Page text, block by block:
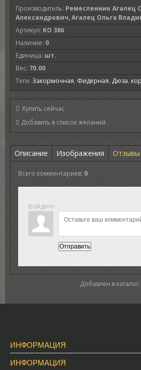
Производитель: Ремесленник Агалец
Александрович, Агалец Ольга
Артикул: KO 386
Наличие: 0
Единица: шт.
Вес: 70.00
Теги: Закормочная, Фидерная, Дюза,
Купить сейчас
Описание Изображения Отзывы
Всего комментариев: 0
Войдите:
Отправить
Добавлен в каталог
ИНФОРМАЦИЯ
ИНФОРМАЦИЯ